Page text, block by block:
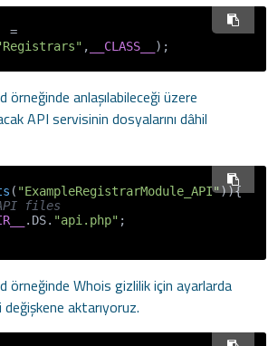
, __CLASS__ );
örneğinde anlaşılabileceği üzere
API servisinin dosyalarını dâhil
( "ExampleRegistrarModule_API")){
files
.DS. "api.php" ;
örneğinde Whois gizlilik için ayarlarda
aktarıyoruz.